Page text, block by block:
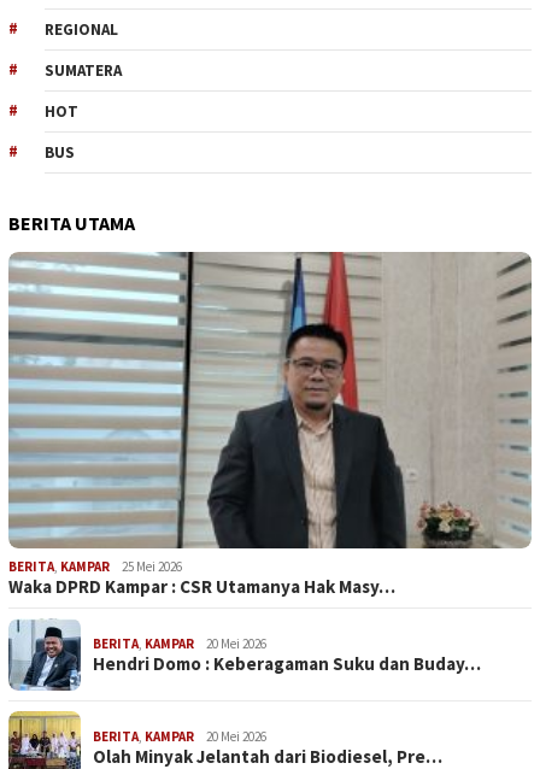
REGIONAL
SUMATERA
HOT
BUS
BERITA UTAMA
BERITA, KAMPAR 25 Mei 2026
Waka DPRD Kampar : CSR Utamanya Hak Masy…
BERITA, KAMPAR 20 Mei 2026
Hendri Domo : Keberagaman Suku dan Buday…
BERITA, KAMPAR 20 Mei 2026
Olah Minyak Jelantah dari Biodiesel, Pre…